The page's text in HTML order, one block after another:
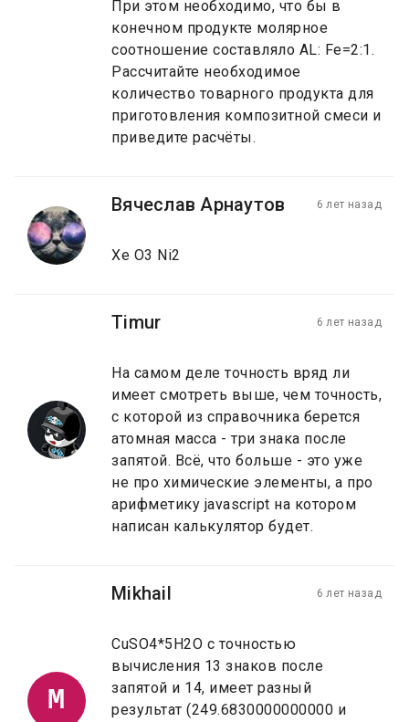
При этом необходимо, что бы в
конечном продукте молярное
соотношение составляло AL: Fe=2:1.
Рассчитайте необходимое
количество товарного продукта для
приготовления композитной смеси и
приведите расчёты.
Вячеслав Арнаутов 6 лет назад
Xe O3 Ni2
Timur 6 лет назад
На самом деле точность вряд ли
имеет смотреть выше, чем точность,
с которой из справочника берется
атомная масса - три знака после
запятой. Всё, что больше - это уже
не про химические элементы, а про
арифметику javascript на котором
написан калькулятор будет.
M
Mikhail 6 лет назад
CuSO4*5H2O с точностью
вычисления 13 знаков после
запятой и 14, имеет разный
результат (249.6830000000000 и